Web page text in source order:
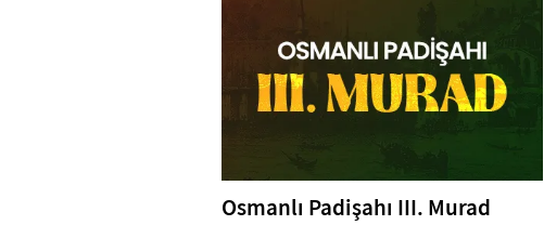
Osmanlı Padişahı III. Murad